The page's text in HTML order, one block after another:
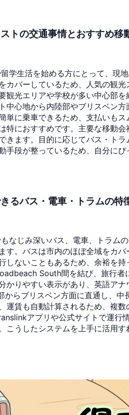
トの交通事情とおすすめ移
学生活を始める方にとって、現
カバーしているため、人気の観
観光エリアや学校が多い中心部
中心地から内陸部やブリスベン
単に乗車できるため、支払いも
特におすすめです。主要な移動
きます。目的に応じてバス・ト
手段が整っているため、自分に
るバス・電車・トラムの特
なじみ深いバス、電車、トラム
す。バスは市内のほぼ全域をカ
しないこともあるため、余裕を
South間を結び、旅行
かりやすい表示があり、英語ア
らブリスベン方面に直通し、
運賃も自動計算されるため、複
アプリや公式サイトで運
こうしたシステムを上手に活用